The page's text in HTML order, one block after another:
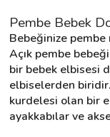
Pembe Bebek
Bebeğinize
Açık pembe
bir bebek elbisesi
elbiselerden
kurdelesi olan bir
ayakkabılar ve